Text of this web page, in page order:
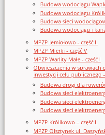
Budowa wodociągu
Budowa wodociągu
Budowa sieci
Budowa wodociągu i
MPZP Jemiołowo - część II
MPZP Mierki - część V
MPZP Warlity Małe - część I
Obwieszczenia w
inwestycji celu publicznego
Budowa drogi dla
Budowa sieci
Budowa sieci
Budowa sieci
MPZP Królikowo – część II
MPZP Olsztynek ul.